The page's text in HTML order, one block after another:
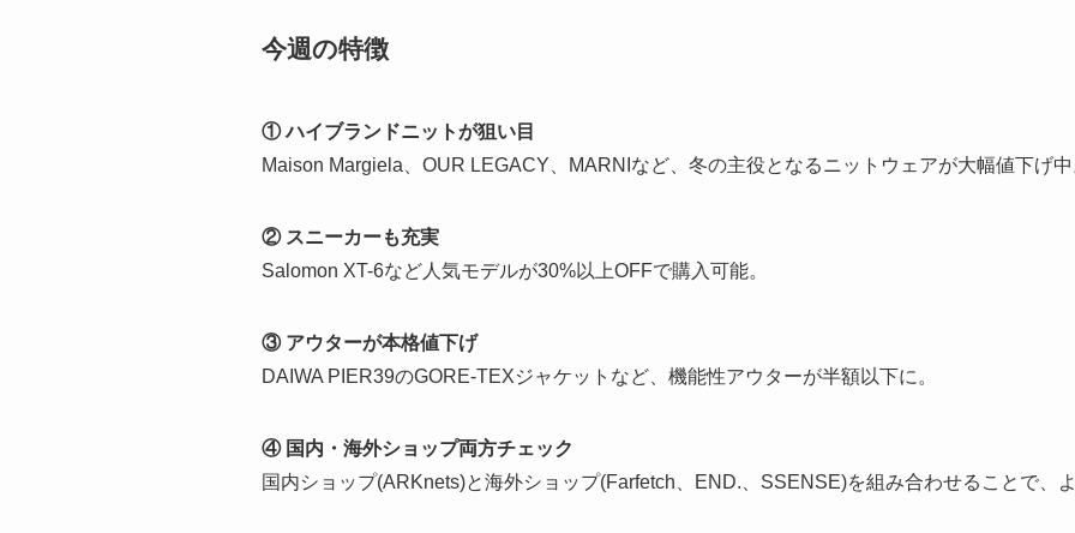
今週の特徴
① ハイブランドニットが狙い目
Maison Margiela、OUR LEGACY、MARNIなど、冬の主役となるニットウェアが大幅値下げ中
② スニーカーも充実
Salomon XT-6など人気モデルが30%以上OFFで購入可能。
③ アウターが本格値下げ
DAIWA PIER39のGORE-TEXジャケットなど、機能性アウターが半額以下に。
④ 国内・海外ショップ両方チェック
国内ショップ(ARKnets)と海外ショップ(Farfetch、END.、SSENSE)を組み合わせることで、